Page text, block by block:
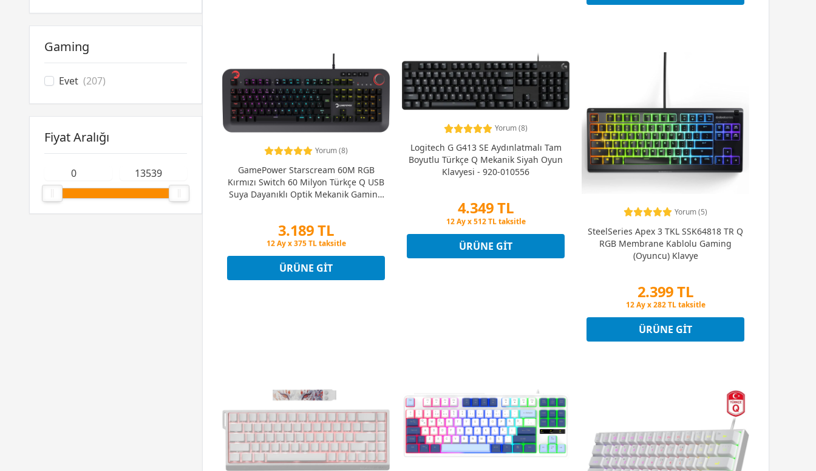
Gaming
Evet (207)
Fiyat Aralığı
Yorum (8)
GamePower Starscream 60M RGB
Kırmızı Switch 60 Milyon Türkçe Q USB
Suya Dayanıklı Optik Mekanik Gaming
3.189 TL
Peşin Fiyatına 3 Taksit
Peşin Fiyatına 3 Taksit
ÜRÜNE GIT
Yorum (8)
Logitech G G413 SE Aydınlatmalı Tam
Boyutlu Türkçe Q Mekanik Siyah Oyun
Klavyesi - 920-010556
4.349 TL
Peşin Fiyatına 3 Taksit
Peşin Fiyatına 3 Taksit
ÜRÜNE GIT
Yorum (5)
SteelSeries Apex 3 TKL SSK64818 TR Q
RGB Membrane Kablolu Gaming
(Oyuncu) Klavye
2.399 TL
Peşin Fiyatına 3 Taksit
Peşin Fiyatına 3 Taksit
ÜRÜNE GIT